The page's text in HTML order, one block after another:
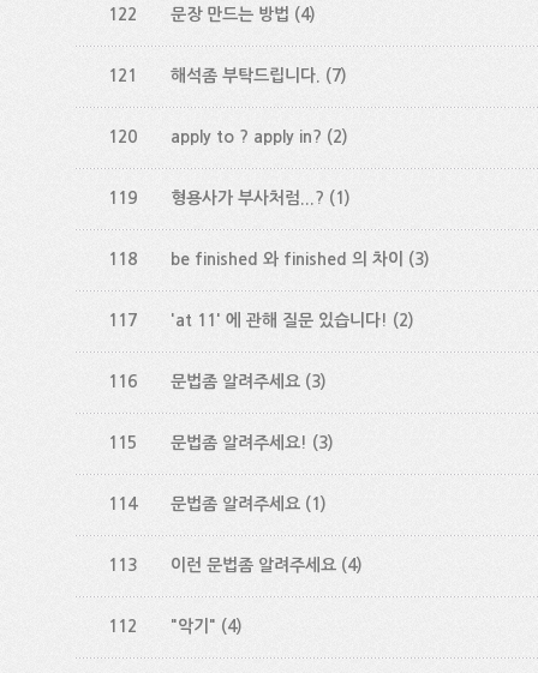
122 문장 만드는 방법 (4)
121 해석좀 부탁드립니다. (7)
120 apply to ? apply in? (2)
119 형용사가 부사처럼...? (1)
118 be finished 와 finished 의 차이 (3)
117 'at 11' 에 관해 질문 있습니다! (2)
116 문법좀 알려주세요 (3)
115 문법좀 알려주세요! (3)
114 문법좀 알려주세요 (1)
113 이런 문법좀 알려주세요 (4)
112 "악기" (4)